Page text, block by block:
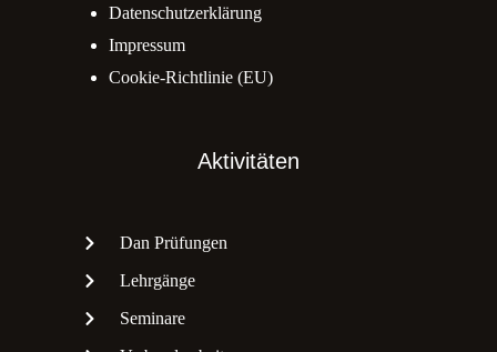
Datenschutzerklärung
Impressum
Cookie-Richtlinie (EU)
Aktivitäten
Dan Prüfungen
Lehrgänge
Seminare